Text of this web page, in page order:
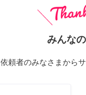
みんな
依頼者のみなさまから